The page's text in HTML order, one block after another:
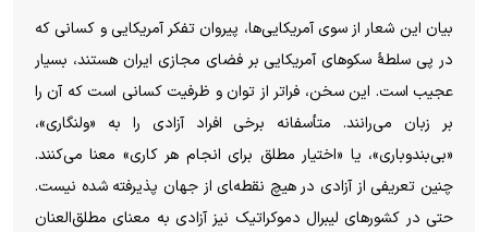
بیان این شعار از سوی آمریکایی‌ها، پیروان تفکر آمریکایی و کسانی که
در پی سلطهٔ سکو‌های آمریکایی بر فضای مجازی ایران هستند، بسیار
عجیب است. این سخن، فراتر از توان و ظرفیت کسانی است که آن را
بر زبان می‌رانند. متأسفانه برخی افراد آزادی را به «ولنگاری»،
«بی‌بندوباری»، یا «اختیار مطلق برای انجام هر کاری» معنا می‌کنند.
چنین تعریفی از آزادی در هیچ نقطه‌‍ای از جهان پذیرفته شده نیست.
حتی در کشور‌های لیبرال دموکراتیک نیز آزادی به معنای مطلق‌العنان